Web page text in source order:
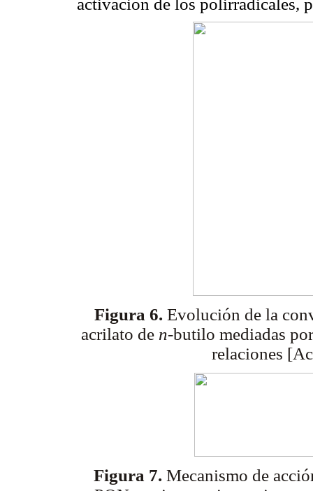
Figura 6. Evolución de la
acrilato de n-butilo mediadas
relaciones
Figura 7. Mecanismo de